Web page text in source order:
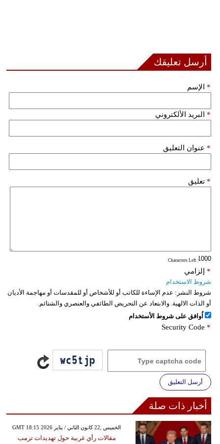
أرسل تعليقك
الإسم *
البريد الألكتروني *
عنوان التعليق *
تعليق *
: Characters Left
إلزامي *
شروط الاستخدام
شروط النشر: عدم الإساءة للكاتب أو للأشخاص أو للمقدسات أو مهاجمة الأديان
أو الذات الالهية. والابتعاد عن التحريض الطائفي والعنصري والشتائم.
اُوافق على شروط الأستخدام
Security Code *
أرسل التعليق
أخبار ذات صلة
GMT 18:15 2026 الخميس ,22 كانون الثاني / يناير
مقالات رأي غربية حول تهديدات ترمب